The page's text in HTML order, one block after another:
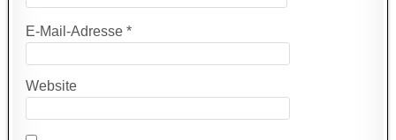
E-Mail-Adresse*
Website